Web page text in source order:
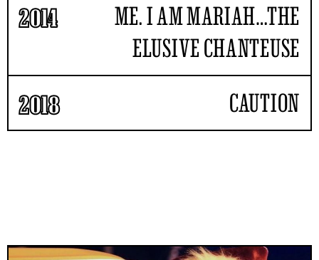
2014
ME. I AM MARIAH…THE
ELUSIVE CHANTEUSE
2018 CAUTION